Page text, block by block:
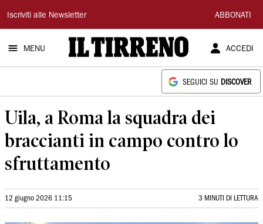
Il
Tirreno
Iscriviti alle Newsletter ABBONATI
MENU ACCEDI
SEGUICI SU DISCOVER
Uila, a Roma la squadra dei
braccianti in campo contro lo
sfruttamento
12 giugno 2026 11:15 3 MINUTI DI LETTURA